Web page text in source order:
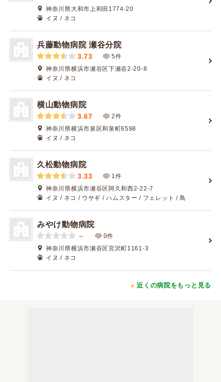
神奈川県大和市上和田1774-20
イヌ / ネコ
兵藤動物病院 瀬谷分院
3.73
5件
神奈川県横浜市瀬谷区下瀬谷2-20-8
イヌ / ネコ
横山動物病院
3.67
2件
神奈川県横浜市泉区和泉町6598
イヌ / ネコ
久松動物病院
3.33
1件
神奈川県横浜市瀬谷区阿久和西2-22-7
イヌ / ネコ / ウサギ / ハムスター / フェレット / 鳥
みやけ動物病院
－
0件
神奈川県横浜市瀬谷区宮沢町1161-3
イヌ / ネコ
近くの病院をもっと見る